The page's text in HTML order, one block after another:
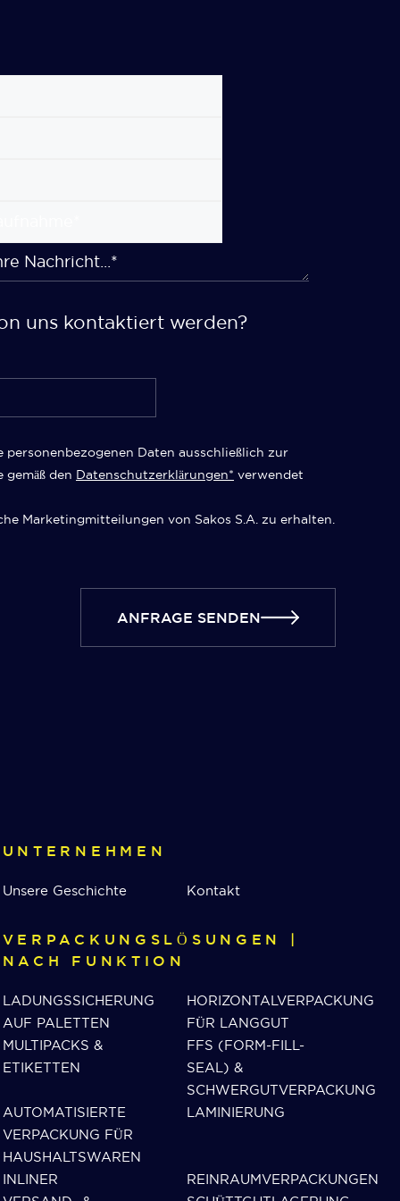
uns kontaktiert werden?
personenbezogenen Daten ausschließlich zur
den Datenschutzerklärungen* verwendet
Marketingmitteilungen von Sakos S.A. zu erhalten.
ANFRAGE SENDEN
UNTERNEHMEN
Unsere Geschichte Kontakt
VERPACKUNGSLÖSUNGEN |
NACH FUNKTION
LADUNGSSICHERUNG
AUF PALETTEN
HORIZONTALVERPACKUNG
FÜR LANGGUT
MULTIPACKS &
ETIKETTEN
FFS (FORM-FILL-
SEAL) &
SCHWERGUTVERPACKUNG
AUTOMATISIERTE
VERPACKUNG FÜR
HAUSHALTSWAREN
LAMINIERUNG
INLINER
REINRAUMVERPACKUNGEN